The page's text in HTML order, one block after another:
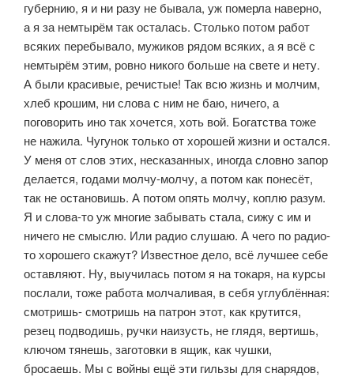
губернию, я и ни разу не бывала, уж померла наверно,
а я за немтырём так осталась. Столько потом работ
всяких перебывало, му­жиков рядом всяких, а я всё с
немтырём этим, ровно никого больше на све­те и нету.
А были красивые, речистые! Так всю жизнь и молчим,
хлеб кро­шим, ни слова с ним не баю, ничего, а
поговорить ино так хочется, хоть вой. Богатства тоже
не нажила. Чугунок только от хорошей жизни и остал­ся.
У меня от слов этих, несказанных, иногда словно запор
делается, годами молчу-молчу, а потом как понесёт,
так не остановишь. А потом опять мол­чу, коплю разум.
Я и слова-то уж многие забывать стала, сижу с им и
ничего не смыслю. Или радио слушаю. А чего по радио-
то хорошего скажут? Из­вестное дело, всё лучшее себе
оставляют. Ну, выучилась потом я на токаря, на курсы
послали, тоже работа молчаливая, в себя углублённая:
смотришь- смотришь на патрон этот, как крутится,
резец подводишь, ручки наизусть, не глядя, вертишь,
ключом тянешь, заготовки в ящик, как чушки,
бросаешь. Мы с войны ещё эти гильзы для снарядов,